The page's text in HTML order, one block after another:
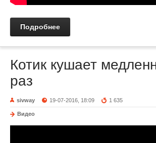
Подробнее
Котик кушает
раз
sivway 19-07-2016, 18:09 1 635
Видео